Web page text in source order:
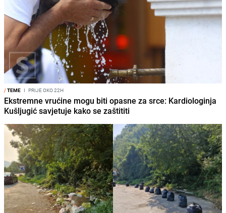
/TEME I PRIJE OKO 22H
Ekstremne vrućine mogu biti opasne za srce: Kardiologinja
Kušljugić savjetuje kako se zaštititi